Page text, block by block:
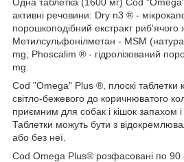
активні речовини: Dry n3 ® -
порошкоподібний екстракт
Метилсульфонілметан - MSM
mg; Phoscalim ® - гідролізований
mg.
Cod "Оmegа" Plus ®, плоскі таблетки
світло-бежевого до коричнюватого
приємним для собак і кішок запахом
Таблетки можуть бути з
або без неї.
Cod Omega Plus® розфасовані по 90